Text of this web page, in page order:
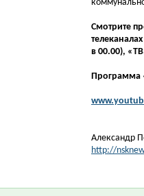
Смотрите
в 00.00),
Программа
Александр
http://